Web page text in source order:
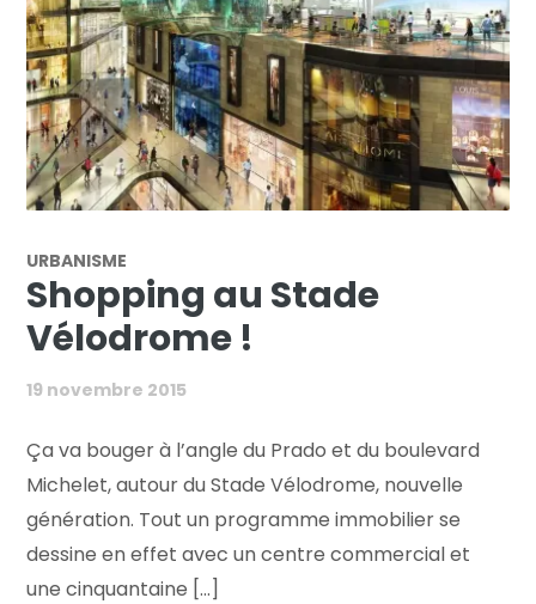
URBANISME
Shopping au Stade
Vélodrome !
19 novembre 2015
Ça va bouger à l’angle du Prado et du boulevard
Michelet, autour du Stade Vélodrome, nouvelle
génération. Tout un programme immobilier se
dessine en effet avec un centre commercial et
une cinquantaine [...]